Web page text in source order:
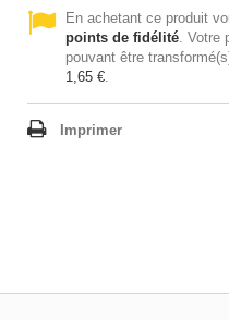
En achetant ce produit
points de fidélité. Votre
pouvant être
1,65 €.
Imprimer